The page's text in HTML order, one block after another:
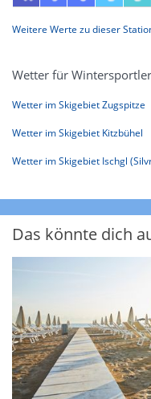
Weitere Werte zu dieser
Wetter für Wintersportler
Wetter im Skigebiet Zugspitze
Wetter im Skigebiet Kitzbühel
Wetter im Skigebiet Ischgl
Das könnte dich